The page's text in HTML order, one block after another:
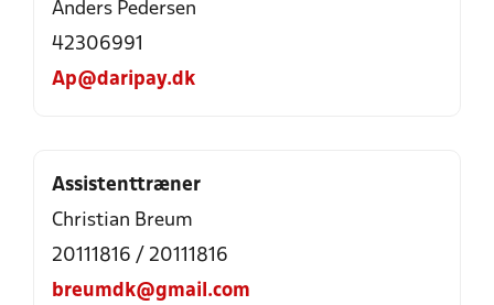
Anders Pedersen
42306991
Ap@daripay.dk
Assistenttræner
Christian Breum
20111816 / 20111816
breumdk@gmail.com